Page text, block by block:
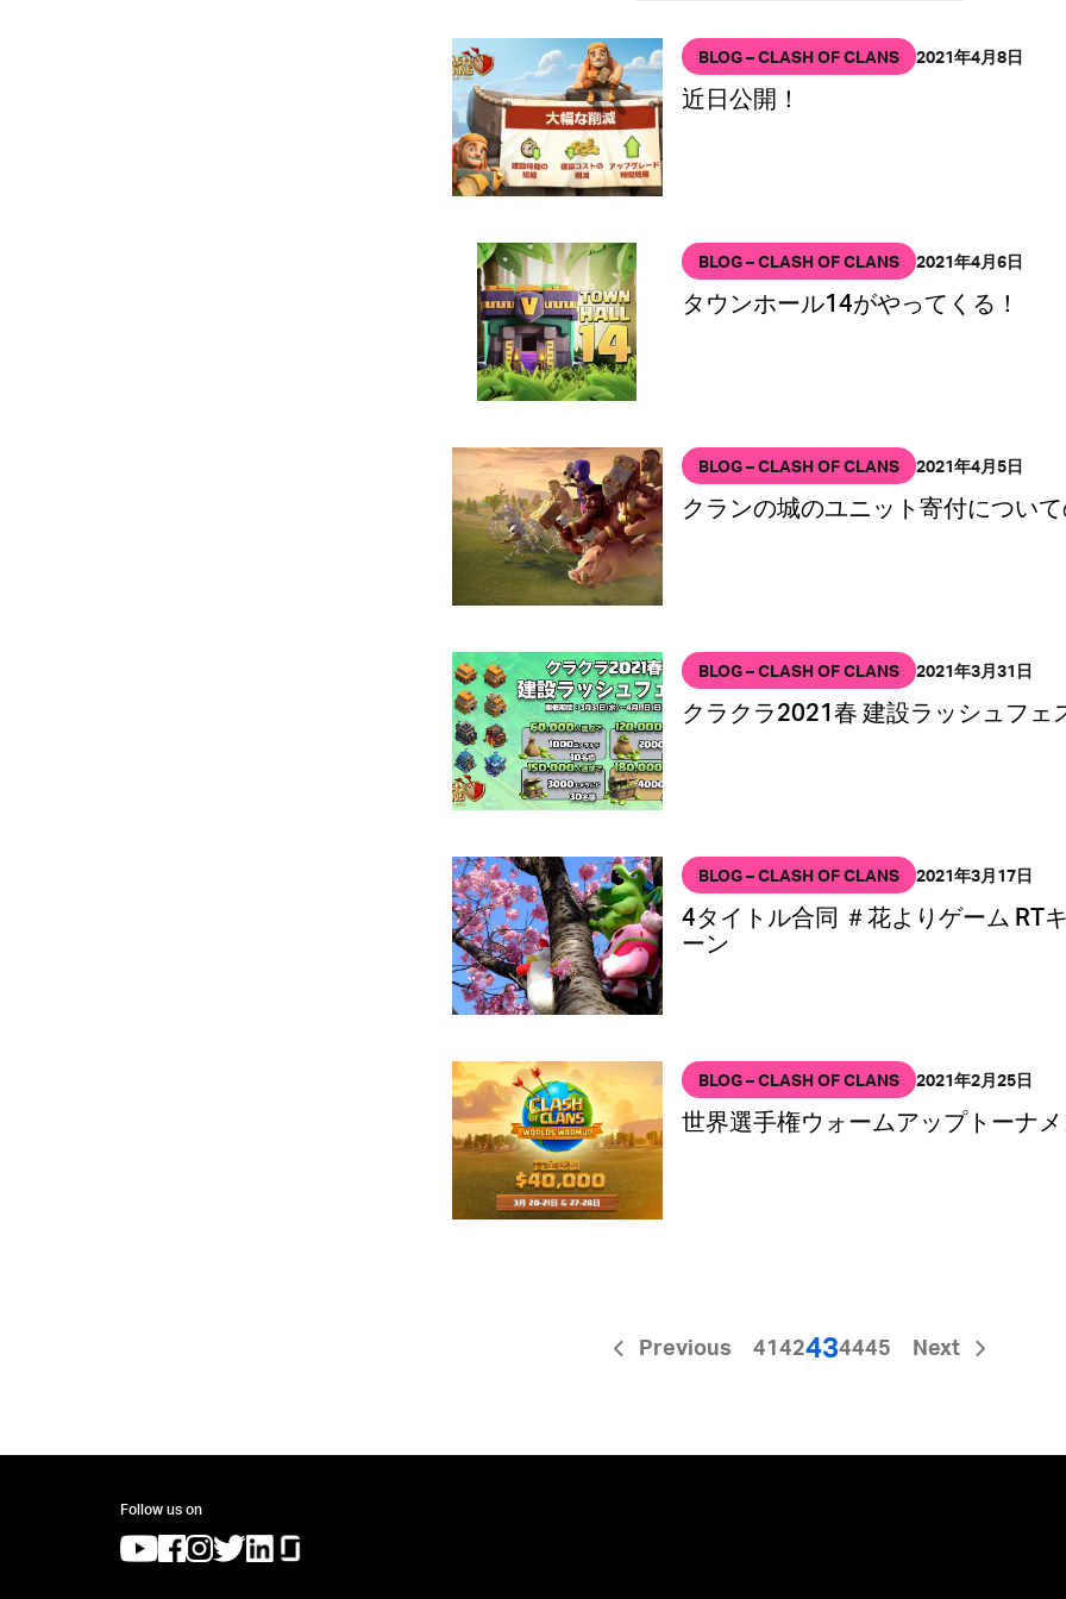
BLOG – CLASH OF CLANS 2021年4月8日
近日公開！
BLOG – CLASH OF CLANS 2021年4月6日
タウンホール14がやってくる！
BLOG – CLASH OF CLANS 2021年4月5日
クランの城のユニット寄付につい
BLOG – CLASH OF CLANS 2021年3月31日
クラクラ2021春 建設ラッシュフェ
BLOG – CLASH OF CLANS 2021年3月17日
4タイトル合同 ＃花よりゲーム RT
ーン
BLOG – CLASH OF CLANS 2021年2月25日
世界選手権ウォームアップトーナ
Previous 4142434445 Next
Follow us on
(opens in a new tab)
(opens in a new tab)
(opens in a new tab)
(opens in a new tab)
(opens in a new tab)